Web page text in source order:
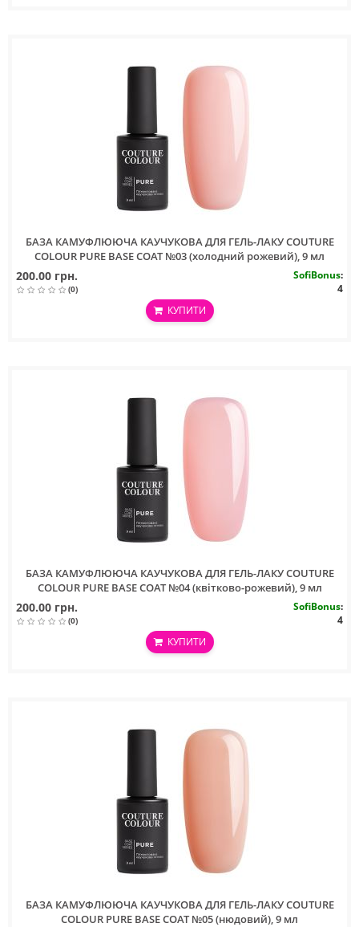
БАЗА КАМУФЛЮЮЧА КАУЧУКОВА ДЛЯ ГЕЛЬ-ЛАКУ COUTURE
COLOUR PURE BASE COAT №03 (холодний рожевий), 9 мл
200.00 грн.
(0)
SofiBonus:
4
КУПИТИ
БАЗА КАМУФЛЮЮЧА КАУЧУКОВА ДЛЯ ГЕЛЬ-ЛАКУ COUTURE
COLOUR PURE BASE COAT №04 (квітково-рожевий), 9 мл
200.00 грн.
(0)
SofiBonus:
4
КУПИТИ
БАЗА КАМУФЛЮЮЧА КАУЧУКОВА ДЛЯ ГЕЛЬ-ЛАКУ COUTURE
COLOUR PURE BASE COAT №05 (нюдовий), 9 мл